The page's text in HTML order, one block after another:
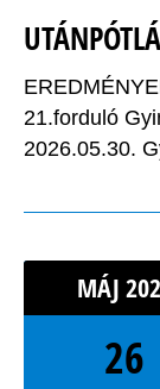
21.forduló
2026.05.30.
MÁJ
26